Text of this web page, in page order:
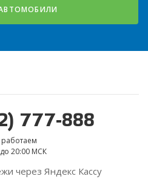
777-888
20:00 МСК
через Яндекс Кассу